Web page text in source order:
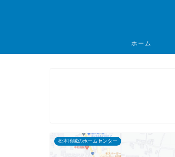
ホーム
松本地域のホームセンター